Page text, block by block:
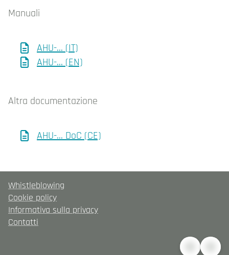
Manuali
AHU-... (IT)
AHU-... (EN)
Altra documentazione
AHU-... DoC (CE)
Whistleblowing
Cookie policy
Informativa sulla privacy
Contatti